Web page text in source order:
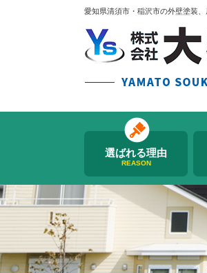
愛知県清須市・稲沢市の外壁塗装
選ばれる理由
REASON